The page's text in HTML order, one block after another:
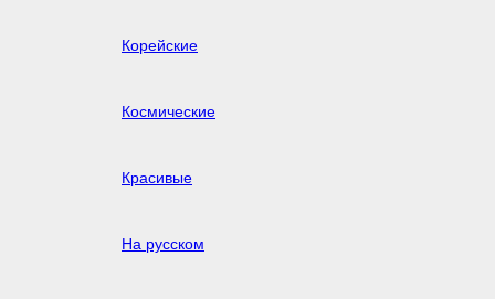
Корейские
Космические
Красивые
На русском